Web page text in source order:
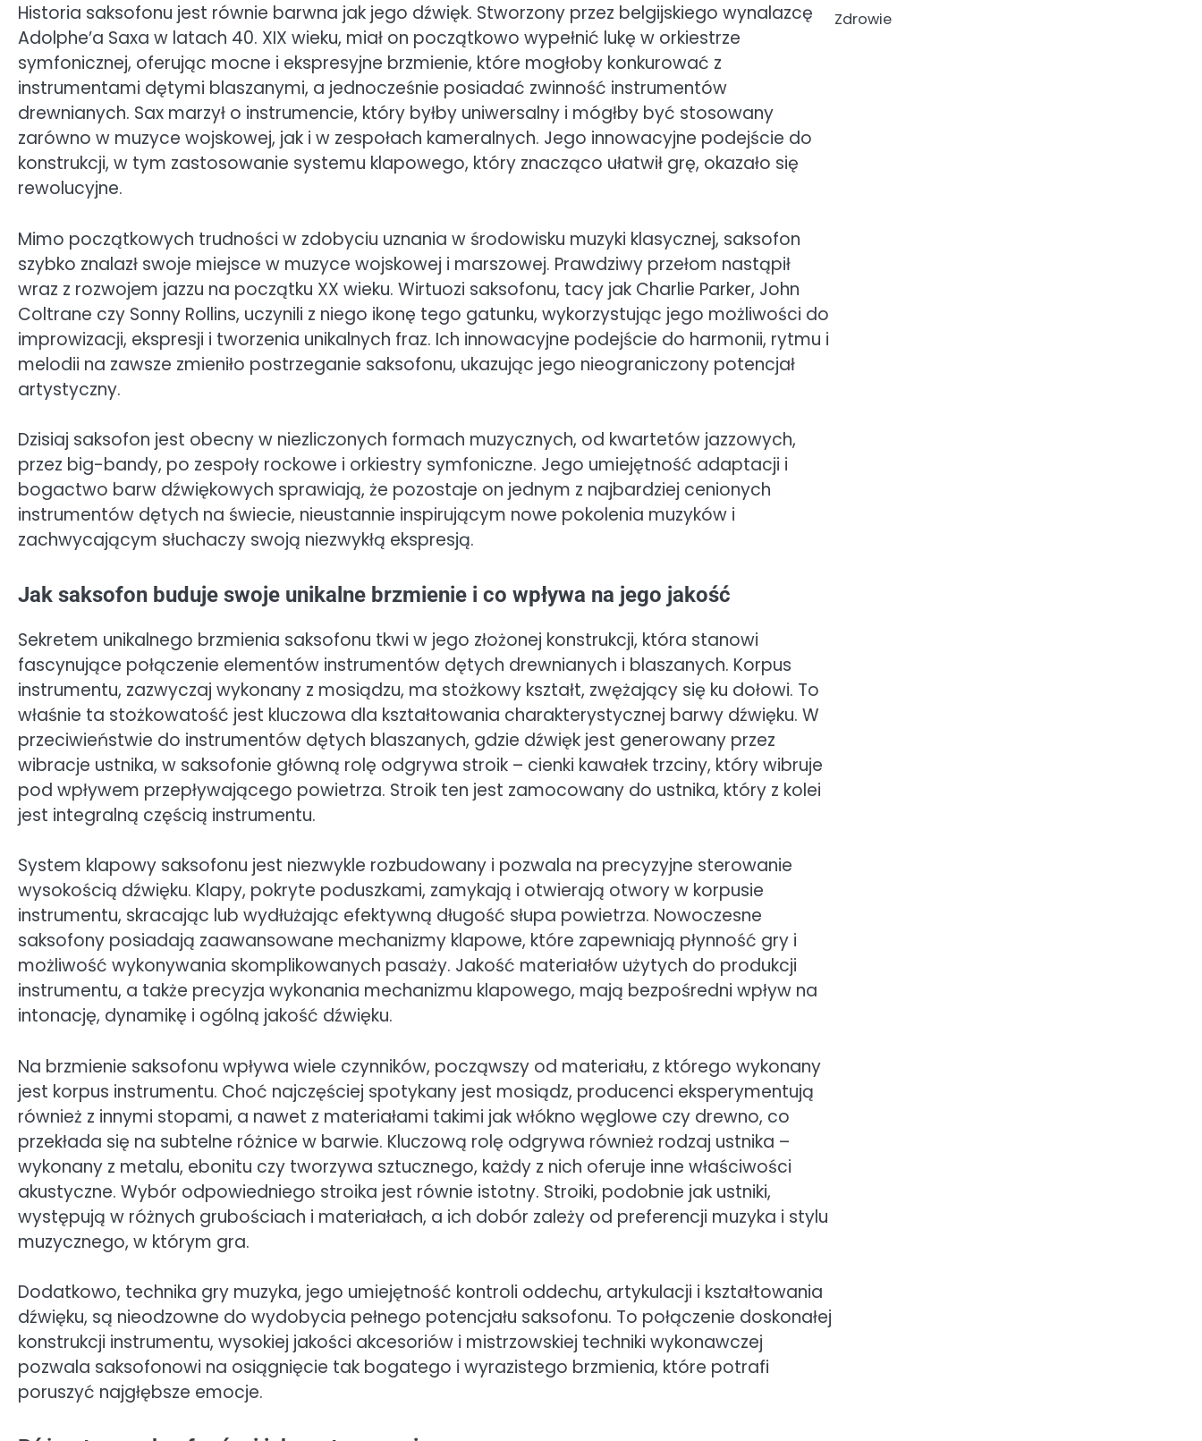
Historia saksofonu jest równie barwna jak jego dźwięk. Stworzony przez belgijskiego wynalazcę
Adolphe’a Saxa w latach 40. XIX wieku, miał on początkowo wypełnić lukę w orkiestrze
symfonicznej, oferując mocne i ekspresyjne brzmienie, które mogłoby konkurować z
instrumentami dętymi blaszanymi, a jednocześnie posiadać zwinność instrumentów
drewnianych. Sax marzył o instrumencie, który byłby uniwersalny i mógłby być stosowany
zarówno w muzyce wojskowej, jak i w zespołach kameralnych. Jego innowacyjne podejście do
konstrukcji, w tym zastosowanie systemu klapowego, który znacząco ułatwił grę, okazało się
rewolucyjne.
Mimo początkowych trudności w zdobyciu uznania w środowisku muzyki klasycznej, saksofon
szybko znalazł swoje miejsce w muzyce wojskowej i marszowej. Prawdziwy przełom nastąpił
wraz z rozwojem jazzu na początku XX wieku. Wirtuozi saksofonu, tacy jak Charlie Parker, John
Coltrane czy Sonny Rollins, uczynili z niego ikonę tego gatunku, wykorzystując jego możliwości do
improwizacji, ekspresji i tworzenia unikalnych fraz. Ich innowacyjne podejście do harmonii, rytmu i
melodii na zawsze zmieniło postrzeganie saksofonu, ukazując jego nieograniczony potencjał
artystyczny.
Dzisiaj saksofon jest obecny w niezliczonych formach muzycznych, od kwartetów jazzowych,
przez big-bandy, po zespoły rockowe i orkiestry symfoniczne. Jego umiejętność adaptacji i
bogactwo barw dźwiękowych sprawiają, że pozostaje on jednym z najbardziej cenionych
instrumentów dętych na świecie, nieustannie inspirującym nowe pokolenia muzyków i
zachwycającym słuchaczy swoją niezwykłą ekspresją.
Jak saksofon buduje swoje unikalne brzmienie i co wpływa na jego jakość
Sekretem unikalnego brzmienia saksofonu tkwi w jego złożonej konstrukcji, która stanowi
fascynujące połączenie elementów instrumentów dętych drewnianych i blaszanych. Korpus
instrumentu, zazwyczaj wykonany z mosiądzu, ma stożkowy kształt, zwężający się ku dołowi. To
właśnie ta stożkowatość jest kluczowa dla kształtowania charakterystycznej barwy dźwięku. W
przeciwieństwie do instrumentów dętych blaszanych, gdzie dźwięk jest generowany przez
wibracje ustnika, w saksofonie główną rolę odgrywa stroik – cienki kawałek trzciny, który wibruje
pod wpływem przepływającego powietrza. Stroik ten jest zamocowany do ustnika, który z kolei
jest integralną częścią instrumentu.
System klapowy saksofonu jest niezwykle rozbudowany i pozwala na precyzyjne sterowanie
wysokością dźwięku. Klapy, pokryte poduszkami, zamykają i otwierają otwory w korpusie
instrumentu, skracając lub wydłużając efektywną długość słupa powietrza. Nowoczesne
saksofony posiadają zaawansowane mechanizmy klapowe, które zapewniają płynność gry i
możliwość wykonywania skomplikowanych pasaży. Jakość materiałów użytych do produkcji
instrumentu, a także precyzja wykonania mechanizmu klapowego, mają bezpośredni wpływ na
intonację, dynamikę i ogólną jakość dźwięku.
Na brzmienie saksofonu wpływa wiele czynników, począwszy od materiału, z którego wykonany
jest korpus instrumentu. Choć najczęściej spotykany jest mosiądz, producenci eksperymentują
również z innymi stopami, a nawet z materiałami takimi jak włókno węglowe czy drewno, co
przekłada się na subtelne różnice w barwie. Kluczową rolę odgrywa również rodzaj ustnika –
wykonany z metalu, ebonitu czy tworzywa sztucznego, każdy z nich oferuje inne właściwości
akustyczne. Wybór odpowiedniego stroika jest równie istotny. Stroiki, podobnie jak ustniki,
występują w różnych grubościach i materiałach, a ich dobór zależy od preferencji muzyka i stylu
muzycznego, w którym gra.
Dodatkowo, technika gry muzyka, jego umiejętność kontroli oddechu, artykulacji i kształtowania
dźwięku, są nieodzowne do wydobycia pełnego potencjału saksofonu. To połączenie doskonałej
konstrukcji instrumentu, wysokiej jakości akcesoriów i mistrzowskiej techniki wykonawczej
pozwala saksofonowi na osiągnięcie tak bogatego i wyrazistego brzmienia, które potrafi
poruszyć najgłębsze emocje.
Zdrowie